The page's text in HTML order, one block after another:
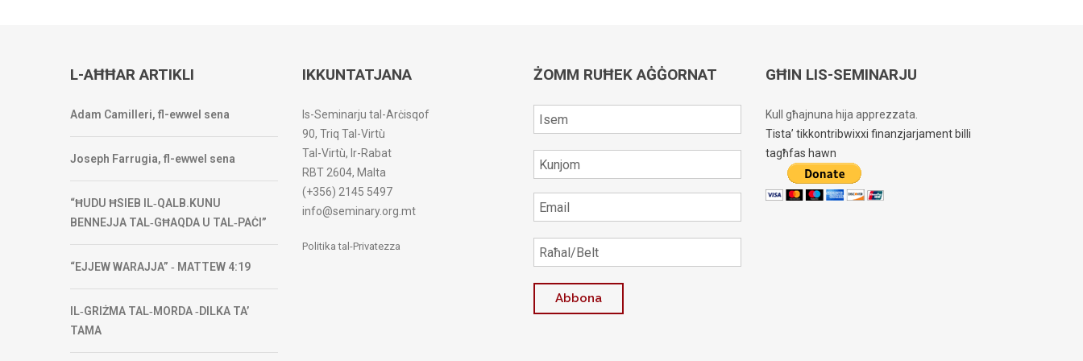
L-AĦĦAR ARTIKLI
Adam Camilleri, fl-ewwel sena
Joseph Farrugia, fl-ewwel sena
“ĦUDU ĦSIEB IL‑QALB.KUNU
BENNEJJA TAL‑GĦAQDA U TAL‑PAĊI”
“EJJEW WARAJJA” ‑ MATTEW 4:19
IL‑GRIŻMA TAL‑MORDA ‑DILKA TA’
TAMA
IKKUNTATJANA
Is-Seminarju tal-Arċisqof
90, Triq Tal-Virtù
Tal-Virtù, Ir-Rabat
RBT 2604, Malta
(+356) 2145 5497
info@seminary.org.mt
Politika tal-Privatezza
ŻOMM RUĦEK AĠĠORNAT GĦIN LIS-SEMINARJU
Kull għajnuna hija apprezzata.
Tista’ tikkontribwixxi finanzjarjament billi
tagħfas hawn